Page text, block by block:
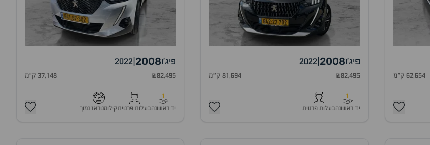
62,654 ק"מ
פיג'ו2008
2022
₪82,495 81,694 ק"מ
1
יד ראשונהבעלות פרטית
פיג'ו2008
2022
₪82,495 37,148 ק"מ
1
יד ראשונהבעלות פרטיתקילומטראז נמוך